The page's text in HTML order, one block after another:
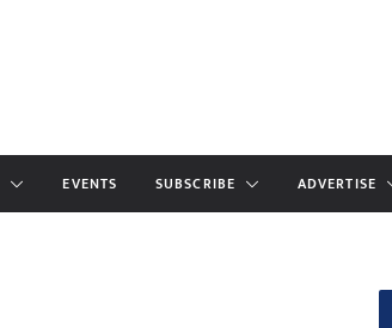
EVENTS SUBSCRIBE ADVERTISE